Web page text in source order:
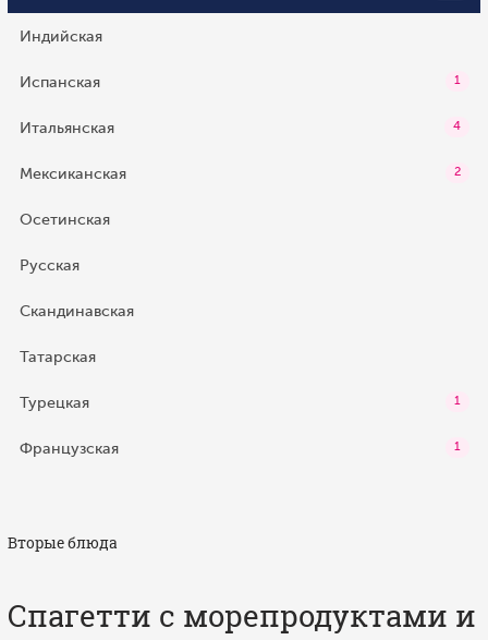
Индийская
Испанская 1
Итальянская 4
Мексиканская 2
Осетинская
Русская
Скандинавская
Татарская
Турецкая 1
Французская 1
Вторые блюда
Спагетти с морепродуктами и